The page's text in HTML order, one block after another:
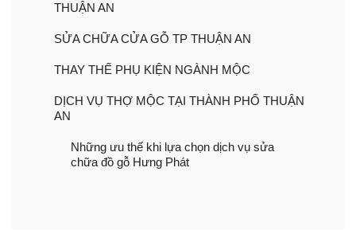
THUẬN AN
SỬA CHỮA CỬA GỖ TP THUẬN AN
THAY THẾ PHỤ KIỆN NGÀNH MỘC
DỊCH VỤ THỢ MỘC TẠI THÀNH PHỐ THUẬN
AN
Những ưu thế khi lựa chọn dịch vụ sửa
chữa đồ gỗ Hưng Phát